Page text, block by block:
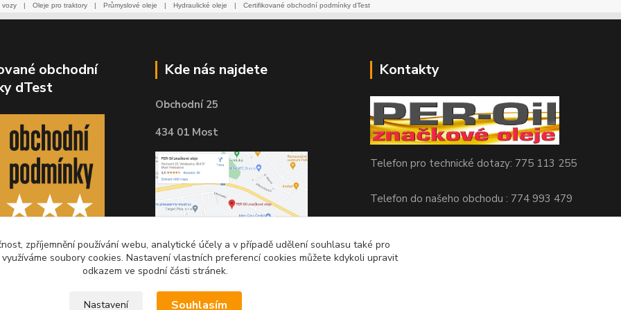
vozy | Oleje pro traktory | Průmyslové oleje | Hydraulické oleje | Certifikované obchodní podmínky dTest
obchodní
dTest
Kde nás najdete
Obchodní 25
434 01 Most
Kontakty
Telefon pro technické dotazy: 775 113 255
Telefon do našeho obchodu : 774 993 479
zpříjemnění používání webu, analytické účely a v případě udělení souhlasu také pro
soubory cookies. Nastavení vlastních preferencí cookies můžete kdykoli upravit
odkazem ve spodní části stránek.
Nastavení Souhlasím